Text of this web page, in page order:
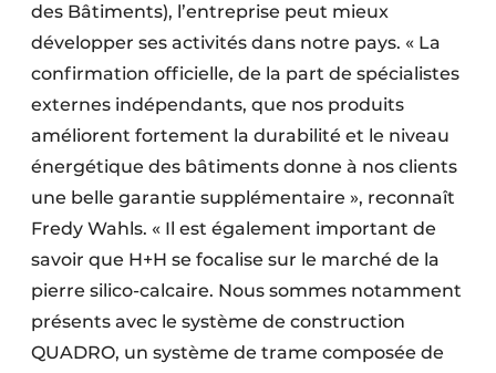
des Bâtiments), l’entreprise peut mieux
développer ses activités dans notre pays. « La
confirmation officielle, de la part de spécialistes
externes indépendants, que nos produits
améliorent fortement la durabilité et le niveau
énergétique des bâtiments donne à nos clients
une belle garantie supplémentaire », reconnaît
Fredy Wahls. « Il est également important de
savoir que H+H se focalise sur le marché de la
pierre silico-calcaire. Nous sommes notamment
présents avec le système de construction
QUADRO, un système de trame composée de